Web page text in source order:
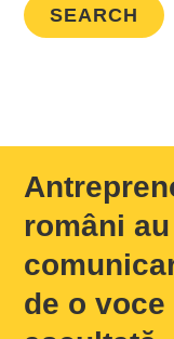
români
de o